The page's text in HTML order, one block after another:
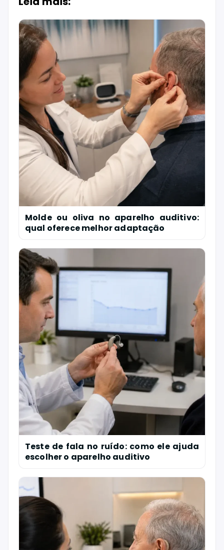
Molde ou oliva no aparelho auditivo:
qual oferece melhor adaptação
Teste de fala no ruído: como ele ajuda
escolher o aparelho auditivo